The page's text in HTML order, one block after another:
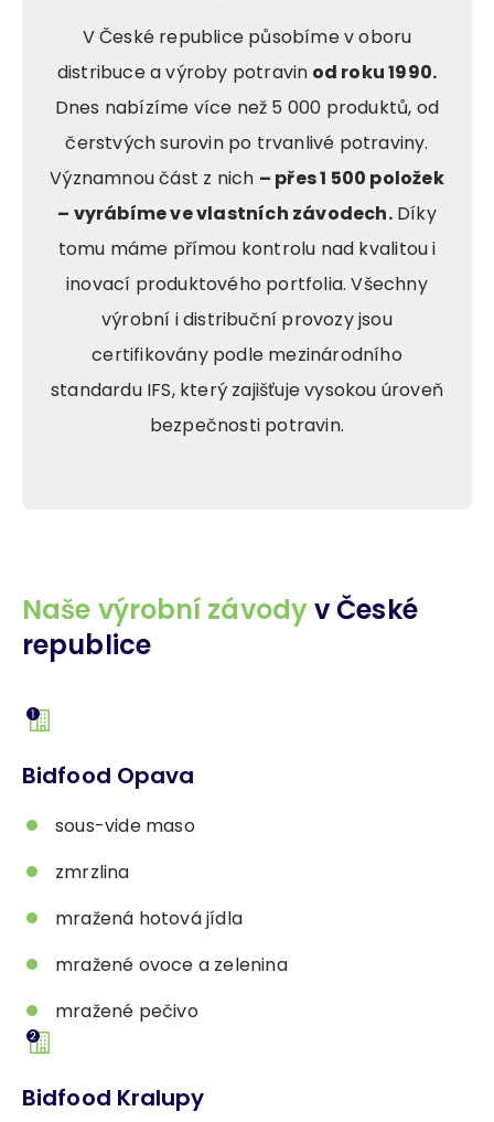
V České republice působíme v oboru
distribuce a výroby potravin od roku 1990.
Dnes nabízíme více než 5 000 produktů, od
čerstvých surovin po trvanlivé potraviny.
Významnou část z nich – přes 1 500 položek
– vyrábíme ve vlastních závodech.Díky
tomu máme přímou kontrolu nad kvalitou i
inovací produktového portfolia. Všechny
výrobní i distribuční provozy jsou
certifikovány podle mezinárodního
standardu IFS, který zajišťuje vysokou úroveň
bezpečnosti potravin.
Naše výrobní závodyv České
republice
Bidfood Opava
sous-vide maso
zmrzlina
mražená hotová jídla
mražené ovoce a zelenina
mražené pečivo
Bidfood Kralupy